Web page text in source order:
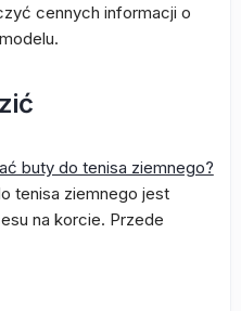
cennych informacji o
buty do tenisa ziemnego?
tenisa ziemnego jest
na korcie. Przede